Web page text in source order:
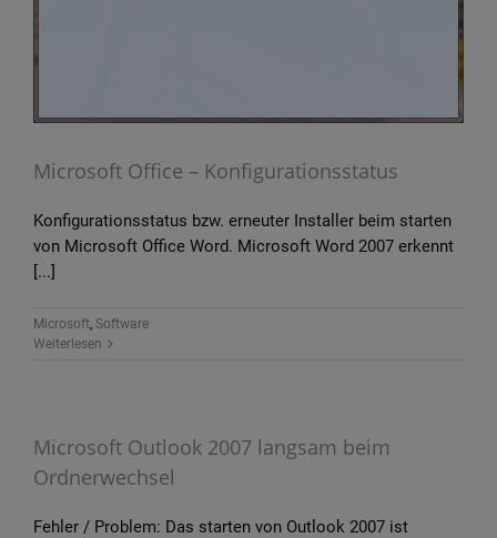
Microsoft Office – Konfigurationsstatus
Konfigurationsstatus bzw. erneuter Installer beim starten
von Microsoft Office Word. Microsoft Word 2007 erkennt
[...]
Microsoft, Software
Weiterlesen
Microsoft Outlook 2007 langsam beim
Ordnerwechsel
Fehler / Problem: Das starten von Outlook 2007 ist